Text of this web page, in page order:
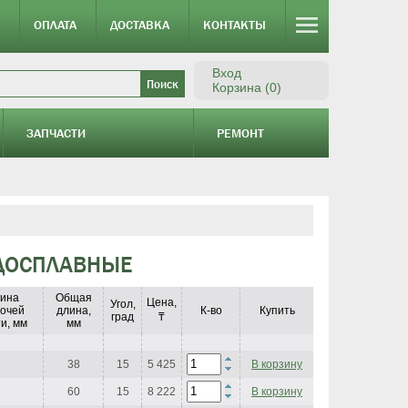
ОПЛАТА ДОСТАВКА КОНТАКТЫ
Вход
Корзина (0)
ЗАПЧАСТИ РЕМОНТ
мм
Общая
длина,
мм
Угол,
град
Цена,
₸
К-во Купить
38 15 5 425 В корзину
60 15 8 222 В корзину